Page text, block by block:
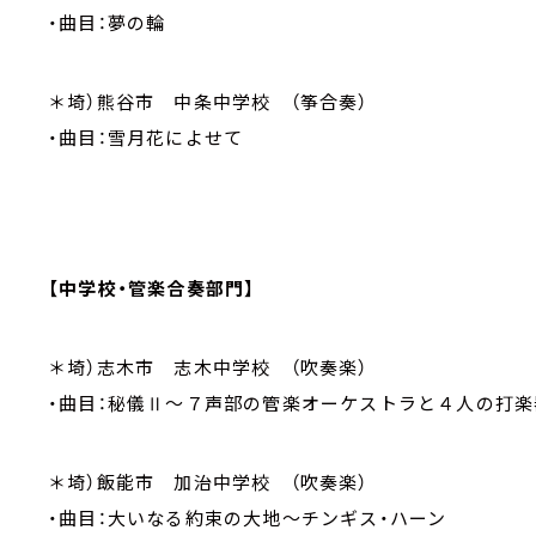
・曲目：夢の輪
＊埼）熊谷市 中条中学校 （筝合奏）
・曲目：雪月花によせて
【中学校・管楽合奏部門】
＊埼）志木市 志木中学校 （吹奏楽）
・曲目：秘儀Ⅱ～７声部の管楽オーケストラと４人の打
＊埼）飯能市 加治中学校 （吹奏楽）
・曲目：大いなる約束の大地～チンギス・ハーン